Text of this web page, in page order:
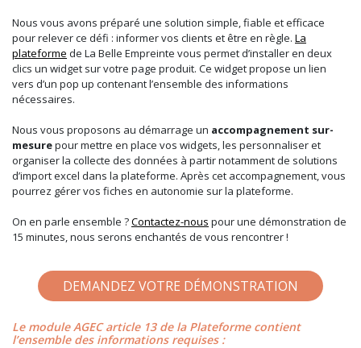
Nous vous avons préparé une solution simple, fiable et efficace
pour relever ce défi : informer vos clients et être en règle. La
plateforme de La Belle Empreinte vous permet d’installer en deux
clics un widget sur votre page produit. Ce widget propose un lien
vers d’un pop up contenant l’ensemble des informations
nécessaires.
Nous vous proposons au démarrage un accompagnement sur-
mesurepour mettre en place vos widgets, les personnaliser et
organiser la collecte des données à partir notamment de solutions
d’import excel dans la plateforme. Après cet accompagnement, vous
pourrez gérer vos fiches en autonomie sur la plateforme.
On en parle ensemble ?Contactez-nous pour une démonstration de
15 minutes, nous serons enchantés de vous rencontrer !
DEMANDEZ VOTRE DÉMONSTRATION
Le module AGEC article 13 de la Plateforme contient
l’ensemble des informations requises :